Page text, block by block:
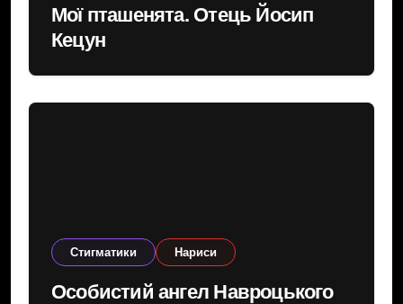
Мої пташенята. Отець Йосип
Кецун
Cтигматики Нариси
Особистий ангел Навроцького